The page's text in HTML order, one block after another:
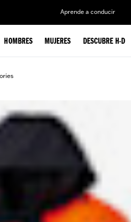
Aprende a conducir
HOMBRES MUJERES DESCUBRE H-D